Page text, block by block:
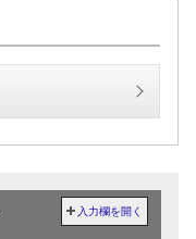
入力欄を開く